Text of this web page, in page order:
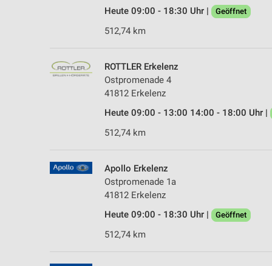
Heute 09:00 - 18:30 Uhr |
Geöffnet
512,74 km
ROTTLER Erkelenz
Ostpromenade 4
41812 Erkelenz
Heute 09:00 - 13:00 14:00 - 18:00 Uhr |
512,74 km
Apollo Erkelenz
Ostpromenade 1a
41812 Erkelenz
Heute 09:00 - 18:30 Uhr |
Geöffnet
512,74 km